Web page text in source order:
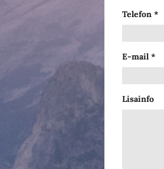
Telefon
E-mail
Lisainfo